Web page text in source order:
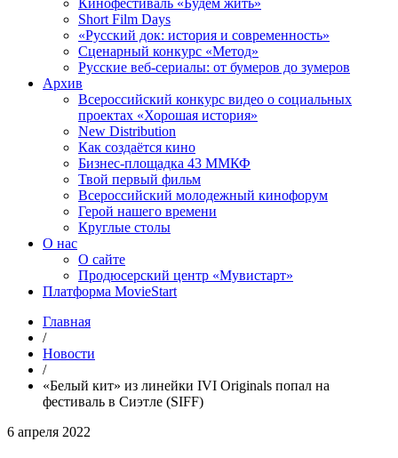
Кинофестиваль «Будем жить»
Short Film Days
«Русский док: история и современность»
Сценарный конкурс «Метод»
Русские веб-сериалы: от бумеров до зумеров
Архив
Всероссийский конкурс видео о социальных
проектах «Хорошая история»
New Distribution
Как создаётся кино
Бизнес-площадка 43 ММКФ
Твой первый фильм
Всероссийский молодежный кинофорум
Герой нашего времени
Круглые столы
О нас
О сайте
Продюсерский центр «Мувистарт»
Платформа MovieStart
Главная
/
Новости
/
«Белый кит» из линейки IVI Originals попал на
фестиваль в Сиэтле (SIFF)
6 апреля 2022